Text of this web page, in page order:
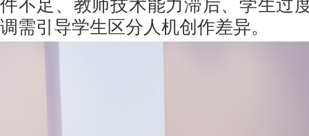
件不足、教师技术能力滞后、学生过
调需引导学生区分人机创作差异。